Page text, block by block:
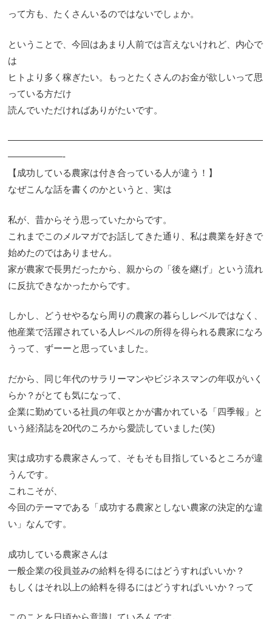
って方も、たくさんいるのではないでしょか。
ということで、今回はあまり人前では言えないけれど、内心で
は
ヒトより多く稼ぎたい。もっとたくさんのお金が欲しいって思
っている方だけ
読んでいただければありがたいです。
————————————————————————————
——————-
【成功している農家は付き合っている人が違う！】
なぜこんな話を書くのかというと、実は
私が、昔からそう思っていたからです。
これまでこのメルマガでお話してきた通り、私は農業を好きで
始めたのではありません。
家が農家で長男だったから、親からの「後を継げ」という流れ
に反抗できなかったからです。
しかし、どうせやるなら周りの農家の暮らしレベルではなく、
他産業で活躍されている人レベルの所得を得られる農家になろ
うって、ずーーと思っていました。
だから、同じ年代のサラリーマンやビジネスマンの年収がいく
らか？がとても気になって、
企業に勤めている社員の年収とかが書かれている「四季報」と
いう経済誌を20代のころから愛読していました(笑)
実は成功する農家さんって、そもそも目指しているところが違
うんです。
これこそが、
今回のテーマである「成功する農家としない農家の決定的な違
い」なんです。
成功している農家さんは
一般企業の役員並みの給料を得るにはどうすればいいか？
もしくはそれ以上の給料を得るにはどうすればいいか？って
このことを日頃から意識しているんです。